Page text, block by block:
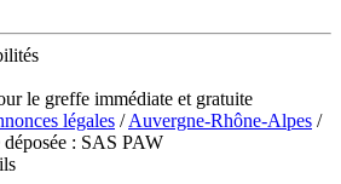
le greffe immédiate et gratuite
légales /Auvergne-Rhône-Alpes /
: SAS PAW